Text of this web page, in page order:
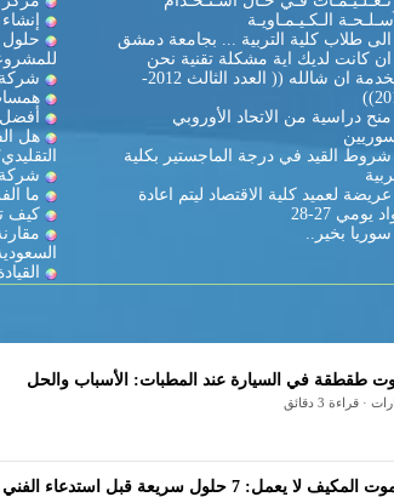
الـكـيـمـاويـة
الى طلاب كلية التربية ... بجامعة دمشق
ان كانت لديك اية مشكلة تقنية نحن
بالخدمة ان شالله (( العدد الثالث 2012-
منح دراسية من الاتحاد الأوروبي
شروط القيد في درجة الماجستير بكلية
عريضة لعميد كلية الاقتصاد ليتم اعادة
يومي 27-28
سوريا بخير..
حلول
شركة
هل
شركة
ما
كيف
طقطقة في السيارة عند المطبات: الأسباب والحل
· قراءة 3 دقائق
لا يعمل: 7 حلول سريعة قبل استدعاء الفني